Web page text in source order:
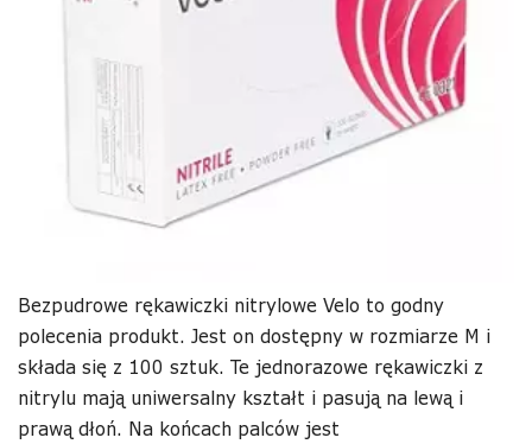
Bezpudrowe rękawiczki nitrylowe Velo to godny
polecenia produkt. Jest on dostępny w rozmiarze M i
składa się z 100 sztuk. Te jednorazowe rękawiczki z
nitrylu mają uniwersalny kształt i pasują na lewą i
prawą dłoń. Na końcach palców jest